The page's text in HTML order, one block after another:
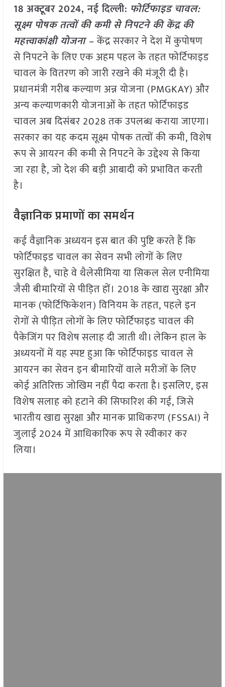
18 अक्टूबर 2024, नई दिल्ली: फोर्टिफाइड चावल:
सूक्ष्म पोषक तत्वों की कमी से निपटने की केंद्र की
महत्त्वाकांक्षी योजना –केंद्र सरकार ने देश में कुपोषण
से निपटने के लिए एक अहम पहल के तहत फोर्टिफाइड
चावल के वितरण को जारी रखने की मंजूरी दी है।
प्रधानमंत्री गरीब कल्याण अन्न योजना (PMGKAY) और
अन्य कल्याणकारी योजनाओं के तहत फोर्टिफाइड
चावल अब दिसंबर 2028 तक उपलब्ध कराया जाएगा।
सरकार का यह कदम सूक्ष्म पोषक तत्वों की कमी, विशेष
रूप से आयरन की कमी से निपटने के उद्देश्य से किया
जा रहा है, जो देश की बड़ी आबादी को प्रभावित करती
है।
वैज्ञानिक प्रमाणों का समर्थन
कई वैज्ञानिक अध्ययन इस बात की पुष्टि करते हैं कि
फोर्टिफाइड चावल का सेवन सभी लोगों के लिए
सुरक्षित है, चाहे वे थैलेसीमिया या सिकल सेल एनीमिया
जैसी बीमारियों से पीड़ित हों। 2018 के खाद्य सुरक्षा और
मानक (फोर्टिफिकेशन) विनियम के तहत, पहले इन
रोगों से पीड़ित लोगों के लिए फोर्टिफाइड चावल की
पैकेजिंग पर विशेष सलाह दी जाती थी। लेकिन हाल के
अध्ययनों में यह स्पष्ट हुआ कि फोर्टिफाइड चावल से
आयरन का सेवन इन बीमारियों वाले मरीजों के लिए
कोई अतिरिक्त जोखिम नहीं पैदा करता है। इसलिए, इस
विशेष सलाह को हटाने की सिफारिश की गई, जिसे
भारतीय खाद्य सुरक्षा और मानक प्राधिकरण (FSSAI) ने
जुलाई 2024 में आधिकारिक रूप से स्वीकार कर
लिया।